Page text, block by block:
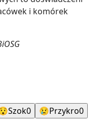
i komórek
Szok0 😢Przykro0